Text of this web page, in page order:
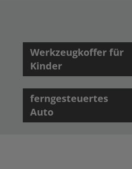
Werkzeugkoffer für
Kinder
ferngesteuertes
Auto